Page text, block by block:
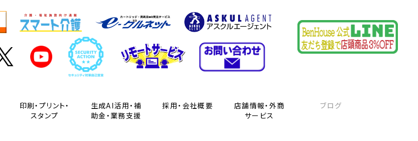
印刷・プリント・
スタンプ
生成AI活用・補
助金・業務支援
採用・会社概要
店舗情報・外商
サービス
ブログ